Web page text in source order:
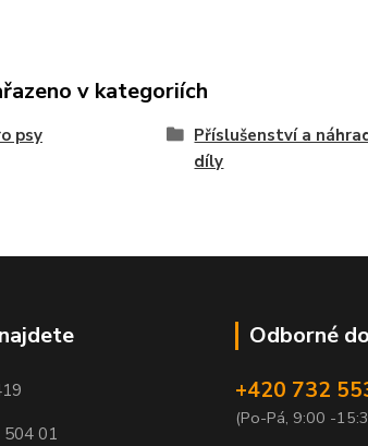
v kategoriích
psy
Příslušenství a
díly
504 01
Odborné
+420 732
(Po-Pá, 9:00 -